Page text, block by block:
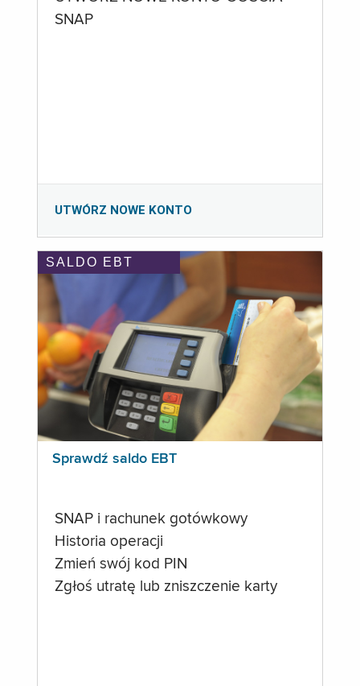
SNAP
UTWÓRZ NOWE KONTO
SALDO EBT
Sprawdź saldo EBT
SNAP i rachunek gotówkowy
Historia operacji
Zmień swój kod PIN
Zgłoś utratę lub zniszczenie karty